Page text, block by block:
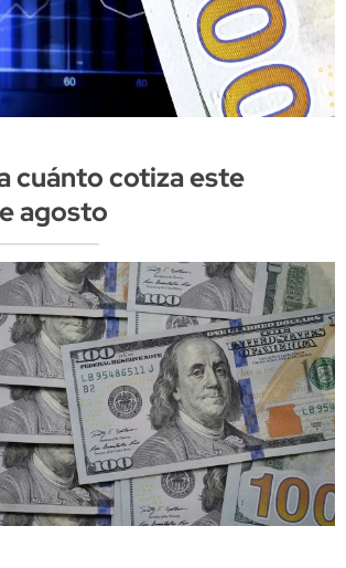
cuánto cotiza este
agosto